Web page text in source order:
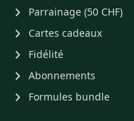
Parrainage (50 CHF)
Cartes cadeaux
Fidélité
Abonnements
Formules bundle